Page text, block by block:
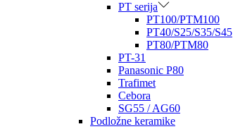
PT serija
PT100/PTM100
PT40/S25/S35/S45
PT80/PTM80
PT-31
Panasonic P80
Trafimet
Cebora
SG55 / AG60
Podložne keramike